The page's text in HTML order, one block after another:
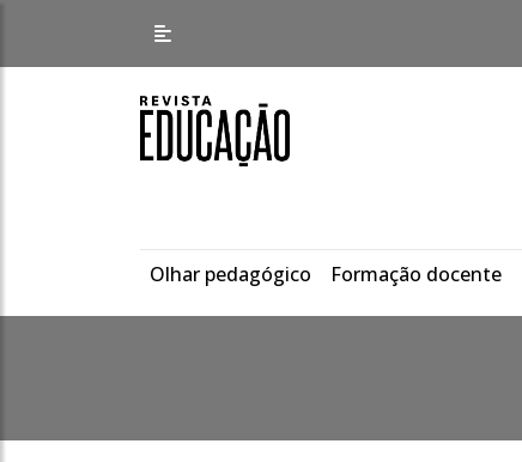
Olhar pedagógico Formação docente